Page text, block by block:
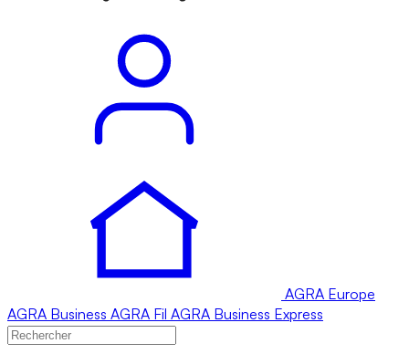
AGRA Europe
AGRA Business AGRA Fil AGRA Business Express